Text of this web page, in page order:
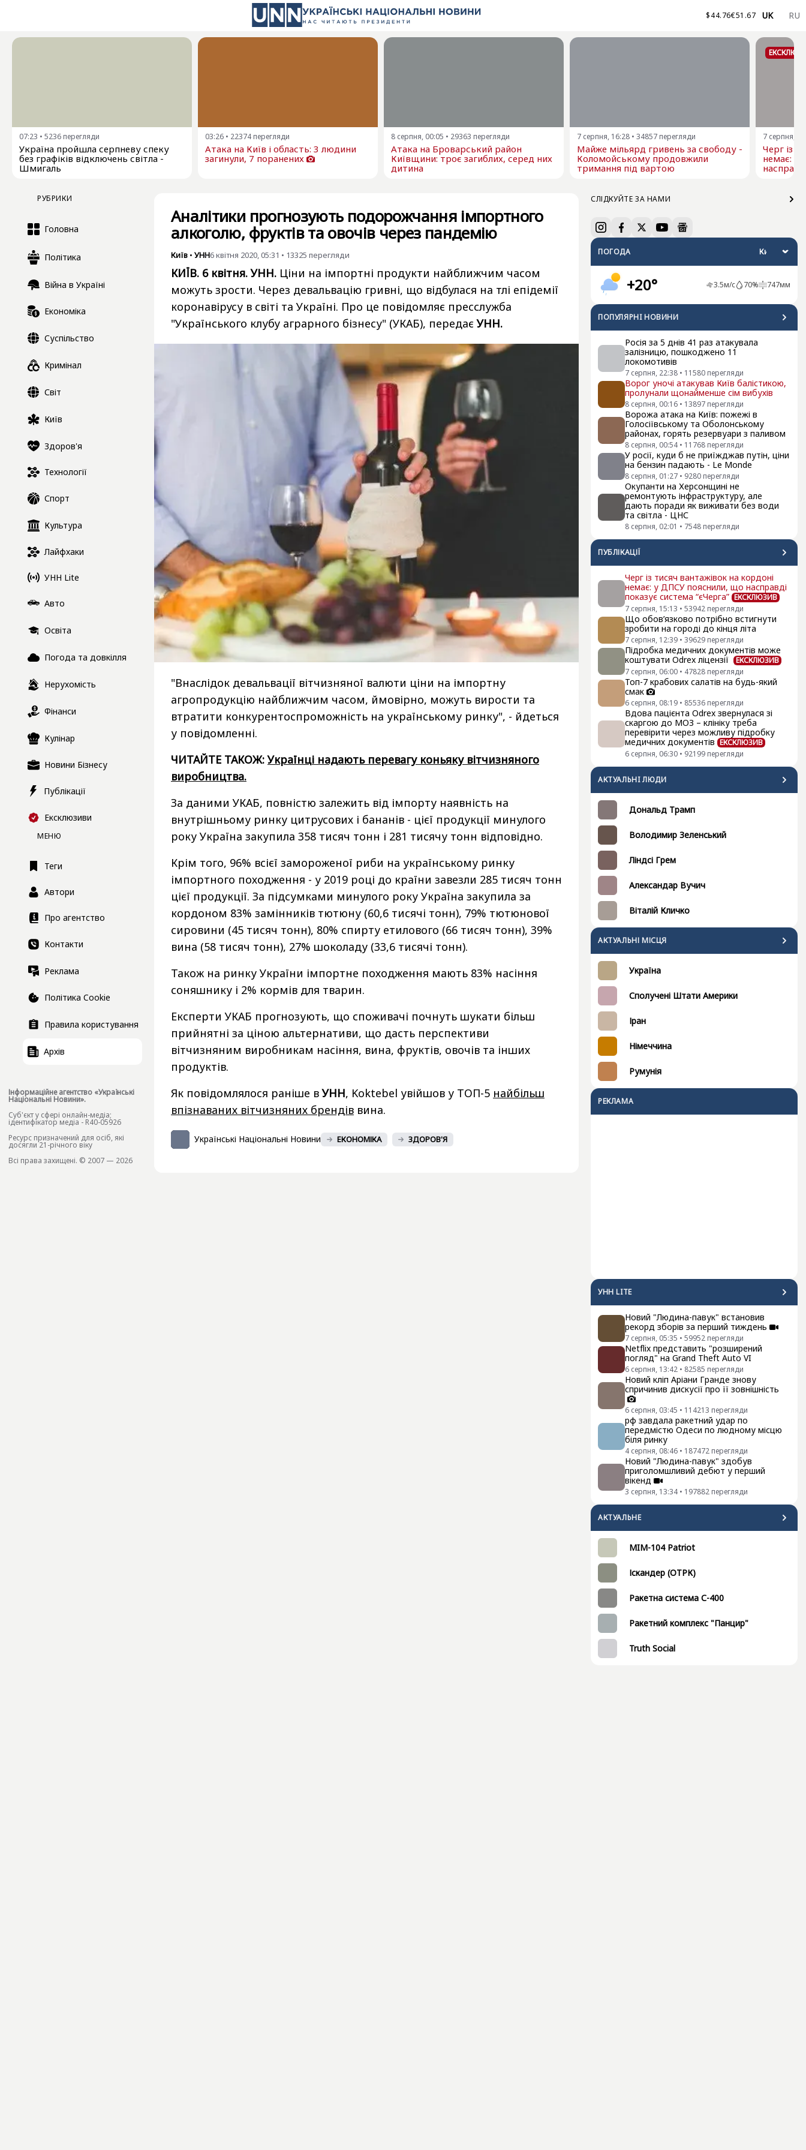
$44.76€51.67 UK RU
07:23 • 5236 перегляди
Україна пройшла серпневу спеку
без графіків відключень світла -
Шмигаль
03:26 • 22374 перегляди
Атака на Київ і область: 3 людини
загинули, 7 поранених
8 серпня, 00:05 • 29363 перегляди
Атака на Броварський район
Київщини: троє загиблих, серед них
дитина
7 серпня, 16:28 • 34857 перегляди
Майже мільярд гривень за свободу -
Коломойському продовжили
тримання під вартою
7 серпня,
Черг із
немає: у
РУБРИКИ
Головна
Політика
Війна в Україні
Економіка
Суспільство
Кримінал
Світ
Київ
Здоров'я
Технології
Спорт
Культура
Лайфхаки
УНН Lite
Авто
Освіта
Погода та довкілля
Нерухомість
Фінанси
Кулінар
Новини Бізнесу
Публікації
Ексклюзиви
МЕНЮ
Теги
Автори
Про агентство
Контакти
Реклама
Політика Cookie
Правила користування
Архів
Інформаційне агентство «Українські
Національні Новини».
Cуб'єкт у сфері онлайн-медіа;
ідентифікатор медіа - R40-05926
Ресурс призначений для осіб, які
досягли 21-річного віку
Всі права захищені. © 2007 — 2026
СЛІДКУЙТЕ ЗА НАМИ
ПОГОДА
+20° 3.5м/с 70% 747мм
ПОПУЛЯРНI НОВИНИ
Росія за 5 днів 41 раз атакувала
залізницю, пошкоджено 11
локомотивів
7 серпня, 22:38 • 11580 перегляди
Ворог уночі атакував Київ балістикою,
пролунали щонайменше сім вибухів
8 серпня, 00:16 • 13897 перегляди
Ворожа атака на Київ: пожежі в
Голосіївському та Оболонському
районах, горять резервуари з паливом
8 серпня, 00:54 • 11768 перегляди
У росії, куди б не приїжджав путін, ціни
на бензин падають - Le Monde
8 серпня, 01:27 • 9280 перегляди
Окупанти на Херсонщині не
ремонтують інфраструктуру, але
дають поради як виживати без води
та світла - ЦНС
8 серпня, 02:01 • 7548 перегляди
ПУБЛІКАЦІЇ
Черг із тисяч вантажівок на кордоні
немає: у ДПСУ пояснили, що насправді
показує система “єЧерга” ЕКСКЛЮЗИВ
7 серпня, 15:13 • 53942 перегляди
Що обов’язково потрібно встигнути
зробити на городі до кінця літа
7 серпня, 12:39 • 39629 перегляди
Підробка медичних документів може
коштувати Odrex ліцензії
ЕКСКЛЮЗИВ
7 серпня, 06:00 • 47828 перегляди
Топ-7 крабових салатів на будь-який
смак
6 серпня, 08:19 • 85536 перегляди
Вдова пацієнта Odrex звернулася зі
скаргою до МОЗ – клініку треба
перевірити через можливу підробку
медичних документів ЕКСКЛЮЗИВ
6 серпня, 06:30 • 92199 перегляди
АКТУАЛЬНI ЛЮДИ
Дональд Трамп
Володимир Зеленський
Ліндсі Грем
Александар Вучич
Віталій Кличко
АКТУАЛЬНІ МІСЦЯ
Україна
Сполучені Штати Америки
Іран
Німеччина
Румунія
РЕКЛАМА
УНН LITE
Новий "Людина-павук" встановив
рекорд зборів за перший тиждень
7 серпня, 05:35 • 59952 перегляди
Netflix представить "розширений
погляд" на Grand Theft Auto VI
6 серпня, 13:42 • 82585 перегляди
Новий кліп Аріани Гранде знову
спричинив дискусії про її зовнішність
6 серпня, 03:45 • 114213 перегляди
рф завдала ракетний удар по
передмістю Одеси по людному місцю
біля ринку
4 серпня, 08:46 • 187472 перегляди
Новий "Людина-павук" здобув
приголомшливий дебют у перший
вікенд
3 серпня, 13:34 • 197882 перегляди
АКТУАЛЬНЕ
MIM-104 Patriot
Іскандер (ОТРК)
Ракетна система С-400
Ракетний комплекс "Панцир"
Truth Social
Аналітики прогнозують подорожчання імпортного
алкоголю, фруктів та овочів через пандемію
Київ • УНН6 квітня 2020, 05:31 • 13325 перегляди
КИЇВ. 6 квітня. УНН. Ціни на імпортні продукти найближчим часом
можуть зрости. Через девальвацію гривні, що відбулася на тлі епідемії
коронавірусу в світі та Україні. Про це повідомляє пресслужба
"Українського клубу аграрного бізнесу" (УКАБ), передаєУНН.
"Внаслідок девальвації вітчизняної валюти ціни на імпортну
агропродукцію найближчим часом, ймовірно, можуть вирости та
втратити конкурентоспроможність на українському ринку", - йдеться
у повідомленні.
ЧИТАЙТЕ ТАКОЖ:Українці надають перевагу коньяку вітчизняного
виробництва.
За даними УКАБ, повністю залежить від імпорту наявність на
внутрішньому ринку цитрусових і бананів - цієї продукції минулого
року Україна закупила 358 тисяч тонн і 281 тисячу тонн відповідно.
Крім того, 96% всієї замороженої риби на українському ринку
імпортного походження - у 2019 році до країни завезли 285 тисяч тонн
цієї продукції. За підсумками минулого року Україна закупила за
кордоном 83% замінників тютюну (60,6 тисячі тонн), 79% тютюнової
сировини (45 тисяч тонн), 80% спирту етилового (66 тисяч тонн), 39%
вина (58 тисяч тонн), 27% шоколаду (33,6 тисячі тонн).
Також на ринку України імпортне походження мають 83% насіння
соняшнику і 2% кормів для тварин.
Експерти УКАБ прогнозують, що споживачі почнуть шукати більш
прийнятні за ціною альтернативи, що дасть перспективи
вітчизняним виробникам насіння, вина, фруктів, овочів та інших
продуктів.
Як повідомлялося раніше вУНН, Koktebel увійшов у ТОП-5 найбільш
впізнаваних вітчизняних брендів вина.
Українські Національні Новини ЕКОНОМІКА ЗДОРОВ'Я